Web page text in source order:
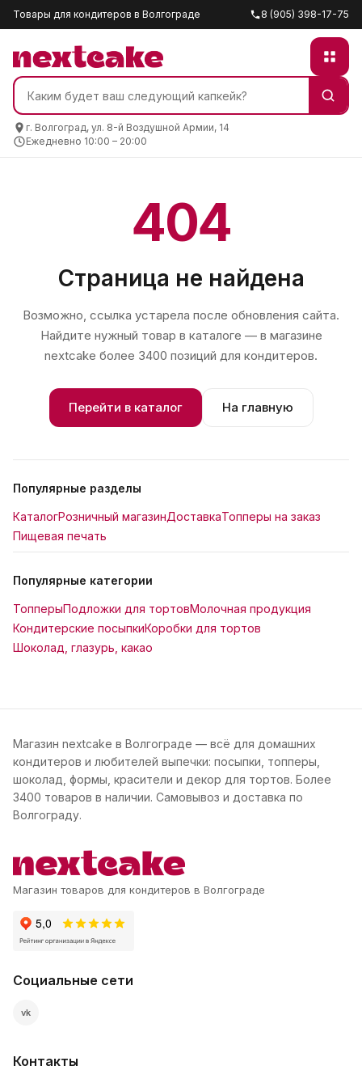
Товары для кондитеров в Волгограде 8 (905) 398-17-75
г. Волгоград, ул. 8-й Воздушной Армии, 14
Ежедневно 10:00 – 20:00
404
Страница не найдена
Возможно, ссылка устарела после обновления сайта.
Найдите нужный товар в каталоге — в магазине
nextcake более 3400 позиций для кондитеров.
Перейти в каталог На главную
Популярные разделы
КаталогРозничный магазинДоставкаТопперы на заказ
Пищевая печать
Популярные категории
ТопперыПодложки для тортовМолочная продукция
Кондитерские посыпкиКоробки для тортов
Шоколад, глазурь, какао
Магазин nextcake в Волгограде — всё для домашних
кондитеров и любителей выпечки: посыпки, топперы,
шоколад, формы, красители и декор для тортов. Более
3400 товаров в наличии. Самовывоз и доставка по
Волгограду.
Магазин товаров для кондитеров в Волгограде
Социальные сети
vk
Контакты